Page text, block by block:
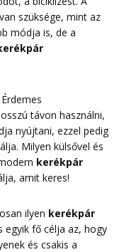
szüksége, mint az
módja is, de a
távon használni,
nyújtani, ezzel pedig
Milyen külsővel és
kerékpár
amit keres!
ilyen kerékpár
egyik fő célja az, hogy
és csakis a